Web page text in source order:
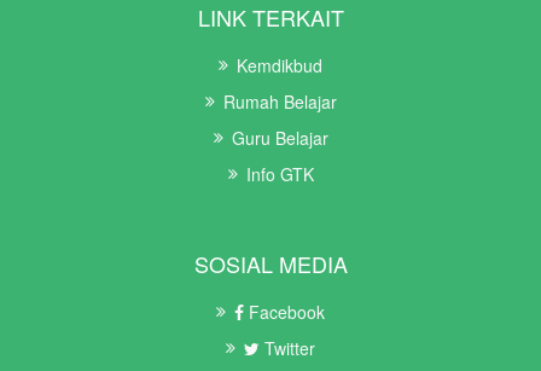
LINK TERKAIT
Kemdikbud
Rumah Belajar
Guru Belajar
Info GTK
SOSIAL MEDIA
Facebook
Twitter